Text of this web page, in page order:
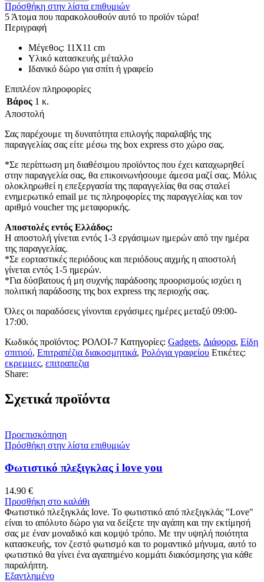
Πρόσθήκη στην λίστα επιθυμιών
5 Άτομα που παρακολουθούν αυτό το προϊόν τώρα!
Περιγραφή
Μέγεθος: 11Χ11 cm
Υλικό κατασκευής μέταλλο
Ιδανικό δώρο για σπίτι ή γραφείο
Επιπλέον πληροφορίες
Βάρος 1 κ.
Αποστολή
Σας παρέχουμε τη δυνατότητα επιλογής παραλαβής της
παραγγελίας σας είτε μέσω της box express στο χώρο σας.
*Σε περίπτωση μη διαθέσιμου προϊόντος που έχει καταχωρηθεί
στην παραγγελία σας, θα επικοινωνήσουμε άμεσα μαζί σας. Μόλις
ολοκληρωθεί η επεξεργασία της παραγγελίας θα σας σταλεί
ενημερωτικό email με τις πληροφορίες της παραγγελίας και τον
αριθμό voucher της μεταφορικής.
Αποστολές εντός Ελλάδος:
Η αποστολή γίνεται εντός 1-3 εργάσιμων ημερών από την ημέρα
της παραγγελίας.
*Σε εορταστικές περιόδους και περιόδους αιχμής η αποστολή
γίνεται εντός 1-5 ημερών.
*Για δύσβατους ή μη συχνής παράδοσης προορισμούς ισχύει η
πολιτική παράδοσης της box express της περιοχής σας.
Όλες οι παραδόσεις γίνονται εργάσιμες ημέρες μεταξύ 09:00-
17:00.
Κωδικός προϊόντος: ΡΟΛΟΙ-7 Κατηγορίες: Gadgets, Διάφορα, Είδη
σπιτιού, Επιτραπέζια διακοσμητικά, Ρολόγια γραφείου Ετικέτες:
εκρεμμες, επιτραπεζια
Share:
Σχετικά προϊόντα
Προεπισκόπηση
Πρόσθήκη στην λίστα επιθυμιών
Φωτιστικό πλεξιγκλας i love you
14.90 €
Προσθήκη στο καλάθι
Φωτιστικό πλεξιγκλάς love. Το φωτιστικό από πλεξιγκλάς "Love"
είναι το απόλυτο δώρο για να δείξετε την αγάπη και την εκτίμησή
σας με έναν μοναδικό και κομψό τρόπο. Με την υψηλή ποιότητα
κατασκευής, τον ζεστό φωτισμό και το ρομαντικό μήνυμα, αυτό το
φωτιστικό θα γίνει ένα αγαπημένο κομμάτι διακόσμησης για κάθε
παραλήπτη.
Εξαντλημένο